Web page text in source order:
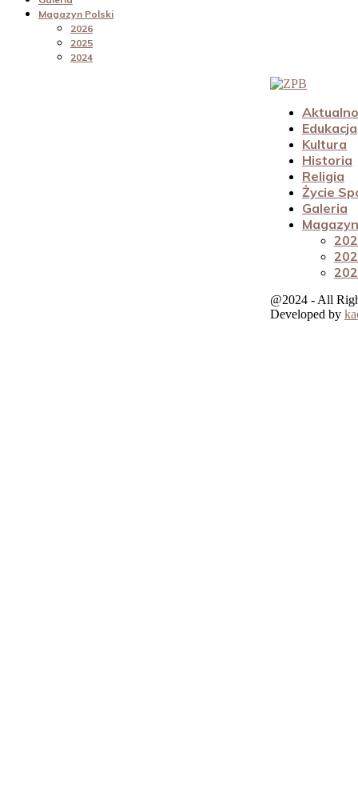
Magazyn Polski
2026
2025
2024
Edukacja
Kultura
Historia
Religia
Życie
Galeria
@2024 - All
Developed by